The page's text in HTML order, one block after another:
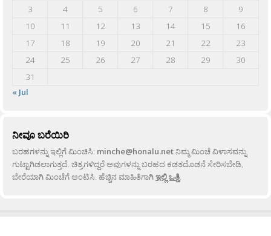
3
4 5 6 7 8
9
10
11 12 13 14 15
16
17
18 19 20 21 22
23
24
25 26 27 28 29
30
31
« Jul
ನೀವೂ ಬರೆಯಿರಿ
ಬರಹಗಳನ್ನು ಇಲ್ಲಿಗೆ ಮಿಂಚಿಸಿ: minche@honalu.netನಿಮ್ಮ ಮಿಂಚೆ ವಿಳಾಸವನ್ನು
ಗುಟ್ಟಾಗಿಡಲಾಗುತ್ತದೆ. ಚಿತ್ರಗಳಿದ್ದರೆ ಅವುಗಳನ್ನು ಬರಹದ ಕಡತದೊಡನೆ ಸೇರಿಸಬೇಡಿ,
ಬೇರೆಯಾಗಿ ಮಿಂಚೆಗೆ ಅಂಟಿಸಿ. ಹೆಚ್ಚಿನ ಮಾಹಿತಿಗಾಗಿಇಲ್ಲಿ ಒತ್ತಿ.